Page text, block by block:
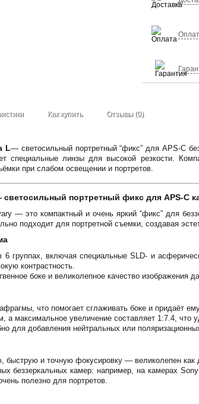
Как купить Отзывы (0)
L— светосильный портретный “фикc” для APS‑C
специальные линзы для высокой резкости.
при слабом освещении и портретов.
портретный фикс для APS‑C
— это компактный и очень яркий “фикc” для
подходит для портретной съемки, создавая
группах, включая специальные SLD- и
контрастность.
боке и великолепное качество изображения
что помогает сглаживать боке и придаёт
максимальное увеличение составляет 1:7.4, что
для добавления нейтральных или
быструю и точную фокусировку — великолепен
беззеркальных камер: например, на камерах
полезно для портретов.